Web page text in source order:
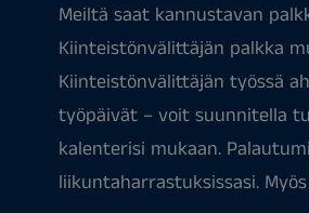
Meiltä saat kannustavan
Kiinteistönvälittäjän palkka
Kiinteistönvälittäjän työssä
työpäivät – voit suunnitella
kalenterisi mukaan.
liikuntaharrastuksissasi.